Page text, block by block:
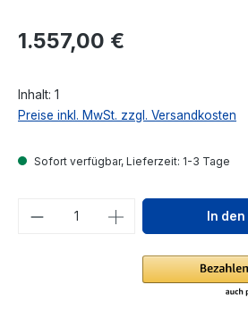
Regulärer Preis:
1.557,00 €
Inhalt: 1
Preise inkl. MwSt. zzgl. Versandkosten
Sofort verfügbar, Lieferzeit: 1-3 Tage
Produkt Anzahl: GibIn